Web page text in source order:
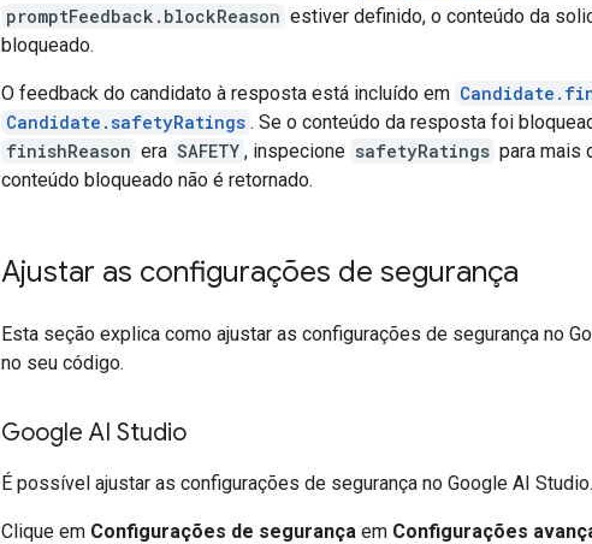
promptFeedback.blockReason estiver definido, o conteúdo da
bloqueado.
O feedback do candidato à resposta está incluído em
Candidate.safetyRatings . Se o conteúdo da resposta foi
finishReason era SAFETY , inspecione safetyRatings para mais
conteúdo bloqueado não é retornado.
Ajustar as configurações de segurança
Esta seção explica como ajustar as configurações de segurança no
no seu código.
Google AI Studio
É possível ajustar as configurações de segurança no Google AI Studio.
Clique em Configurações de segurança em Configurações